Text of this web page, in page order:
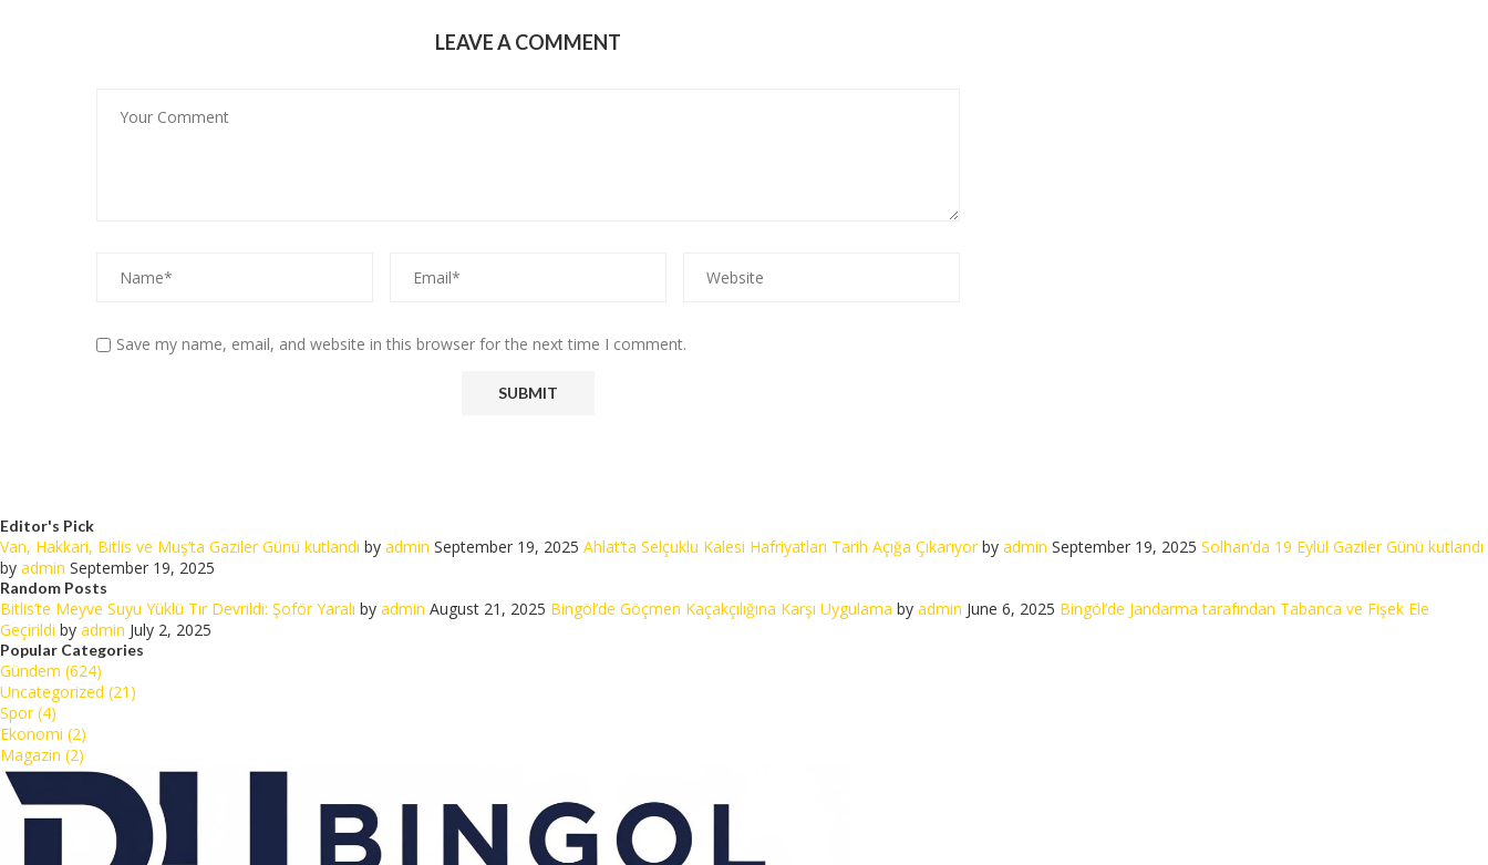
LEAVE A COMMENT
Save my name, email, and website in this browser for the next time I comment.
Editor's Pick
Van, Hakkari, Bitlis ve Muş’ta Gaziler Günü kutlandı by admin September 19, 2025 Ahlat’ta Selçuklu Kalesi Hafriyatları Tarih Açığa Çıkarıyorby admin September 19, 2025 Solhan’da 19 Eylül Gaziler Günü kutlandı
by admin September 19, 2025
Random Posts
Bitlis’te Meyve Suyu Yüklü Tır Devrildi: Şoför Yaralı by admin August 21, 2025 Bingöl’de Göçmen Kaçakçılığına Karşı Uygulama by admin June 6, 2025 Bingöl’de Jandarma tarafından Tabanca ve Fişek Ele
Geçirildi by admin July 2, 2025
Popular Categories
Gündem (624)
Uncategorized (21)
Spor (4)
Ekonomi (2)
Magazin (2)